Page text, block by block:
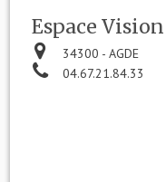
Espace Vision
34300 - AGDE
04.67.21.84.33